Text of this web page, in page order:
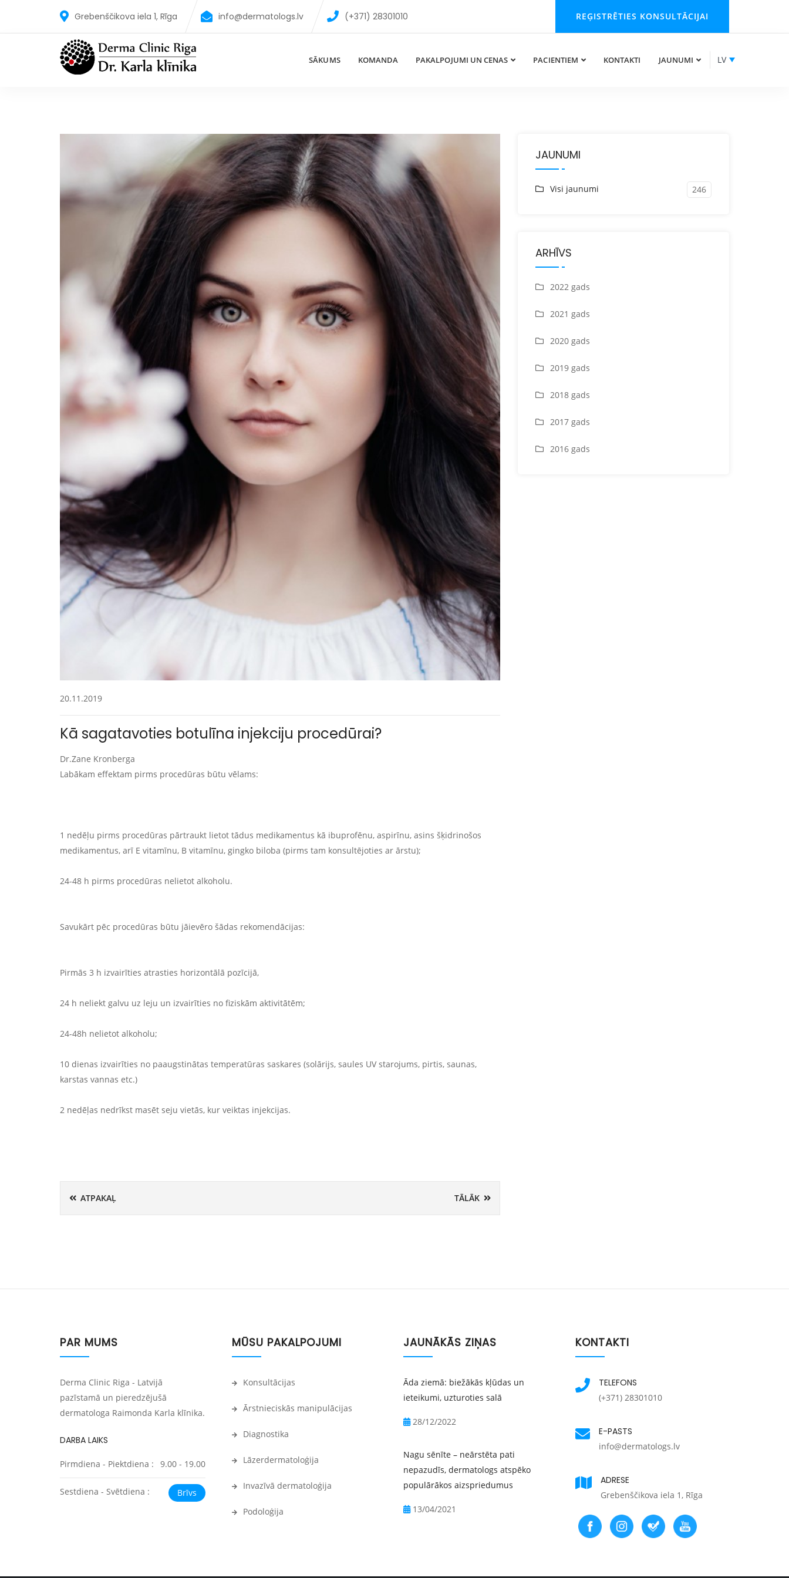
Grebenščikova iela 1, Rīga info@dermatologs.lv (+371) 28301010 REĢISTRĒTIES KONSULTĀCIJAI
LV
SĀKUMS KOMANDA PAKALPOJUMI UN CENAS PACIENTIEM KONTAKTI JAUNUMI
20.11.2019
Kā sagatavoties botulīna injekciju procedūrai?
Dr.Zane Kronberga
Labākam effektam pirms procedūras būtu vēlams:
1 nedēļu pirms procedūras pārtraukt lietot tādus medikamentus kā ibuprofēnu, aspirīnu, asins šķidrinošos
medikamentus, arī E vitamīnu, B vitamīnu, gingko biloba (pirms tam konsultējoties ar ārstu);
24-48 h pirms procedūras nelietot alkoholu.
Savukārt pēc procedūras būtu jāievēro šādas rekomendācijas:
Pirmās 3 h izvairīties atrasties horizontālā pozīcijā,
24 h neliekt galvu uz leju un izvairīties no fiziskām aktivitātēm;
24-48h nelietot alkoholu;
10 dienas izvairīties no paaugstinātas temperatūras saskares (solārijs, saules UV starojums, pirtis, saunas,
karstas vannas etc.)
2 nedēļas nedrīkst masēt seju vietās, kur veiktas injekcijas.
ATPAKAĻ TĀLĀK
JAUNUMI
Visi jaunumi 246
ARHĪVS
2022 gads
2021 gads
2020 gads
2019 gads
2018 gads
2017 gads
2016 gads
PAR MUMS
Derma Clinic Riga - Latvijā
pazīstamā un pieredzējušā
dermatologa Raimonda Karla klīnika.
DARBA LAIKS
Pirmdiena - Piektdiena : 9.00 - 19.00
Sestdiena - Svētdiena : Brīvs
MŪSU PAKALPOJUMI
Konsultācijas
Ārstnieciskās manipulācijas
Diagnostika
Lāzerdermatoloģija
Invazīvā dermatoloģija
Podoloģija
JAUNĀKĀS ZIŅAS
Āda ziemā: biežākās kļūdas un
ieteikumi, uzturoties salā
28/12/2022
Nagu sēnīte – neārstēta pati
nepazudīs, dermatologs atspēko
populārākos aizspriedumus
13/04/2021
KONTAKTI
TELEFONS
(+371) 28301010
E-PASTS
info@dermatologs.lv
ADRESE
Grebenščikova iela 1, Rīga